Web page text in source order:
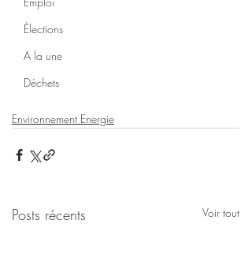
Élections
A la une
Déchets
Environnement Energie
Posts récents Voir tout